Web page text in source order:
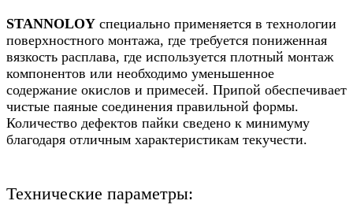
STANNOLOY специально применяется в технологии
поверхностного монтажа, где требуется пониженная
вязкость расплава, где используется плотный монтаж
компонентов или необходимо уменьшенное
содержание окислов и примесей. Припой обеспечивает
чистые паяные соединения правильной формы.
Количество дефектов пайки сведено к минимуму
благодаря отличным характеристикам текучести.
Технические параметры: